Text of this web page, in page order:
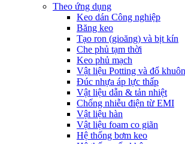
Theo ứng dụng
Keo dán Công nghiệp
Băng keo
Tạo ron (gioăng) và bịt kín
Che phủ tạm thời
Keo phủ mạch
Vật liệu Potting và đổ khuôn
Đúc nhựa áp lực thấp
Vật liệu dẫn & tản nhiệt
Chống nhiễu điện từ EMI
Vật liệu hàn
Vật liệu foam co giãn
Hệ thống bơm keo